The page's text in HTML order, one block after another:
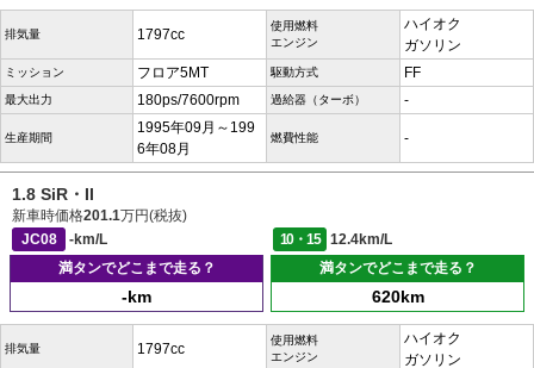
排気量 1797cc
使用燃料
エンジン
ハイオク
ガソリン
ミッション フロア5MT 駆動方式 FF
最大出力 180ps/7600rpm 過給器（ターボ） -
生産期間
1995年09月～199
6年08月
燃費性能 -
1.8 SiR・II
新車時価格201.1万円(税抜)
JC08
-km/L 10・15
12.4km/L
満タンでどこまで走る？
-km
満タンでどこまで走る？
620km
排気量 1797cc
使用燃料
エンジン
ハイオク
ガソリン